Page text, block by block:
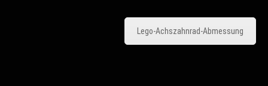
Lego-Achszahnrad-Abmessung